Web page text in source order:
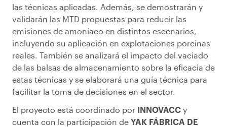
las técnicas aplicadas. Además, se demostrarán y
validarán las MTD propuestas para reducir las
emisiones de amoníaco en distintos escenarios,
incluyendo su aplicación en explotaciones porcinas
reales. También se analizará el impacto del vaciado
de las balsas de almacenamiento sobre la eficacia de
estas técnicas y se elaborará una guía técnica para
facilitar la toma de decisiones en el sector.
El proyecto está coordinado por INNOVACC y
cuenta con la participación de YAK FÁBRICA DE